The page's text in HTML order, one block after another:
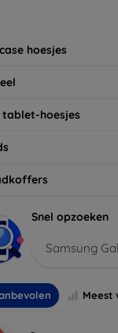
niet om ook
apparaten. Shop
hoesjes
tablet-hoesjes
Snel opzoeken
Samsung
Meest